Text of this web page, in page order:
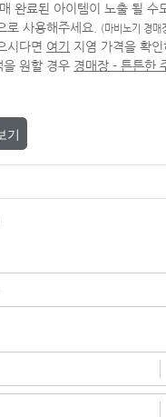
완료된 아이템이 노출 될 수
사용해주세요.
(마비노기 경매
시다면 여기 지염 가격을 확
원할 경우 경매장 - 튼튼한
기